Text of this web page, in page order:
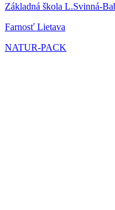
Základná škola L.Svinná-
Farnosť Lietava
NATUR-PACK